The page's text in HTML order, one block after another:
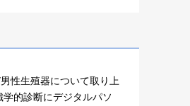
性生殖器について取り上
的診断にデジタルパソ